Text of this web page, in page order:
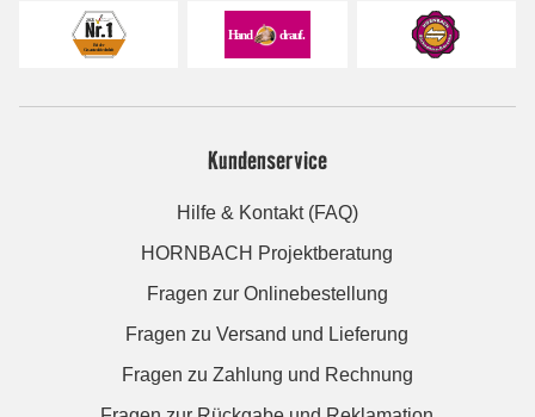
Kundenservice
Hilfe & Kontakt (FAQ)
HORNBACH Projektberatung
Fragen zur Onlinebestellung
Fragen zu Versand und Lieferung
Fragen zu Zahlung und Rechnung